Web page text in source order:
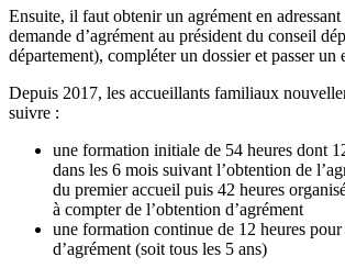
Ensuite, il faut obtenir un agrément en adressant
demande d’agrément au président du conseil
département), compléter un dossier et passer un
Depuis 2017, les accueillants familiaux
suivre :
une formation initiale de 54 heures dont
dans les 6 mois suivant l’obtention de
du premier accueil puis 42 heures
à compter de l’obtention d’agrément
une formation continue de 12 heures
d’agrément (soit tous les 5 ans)